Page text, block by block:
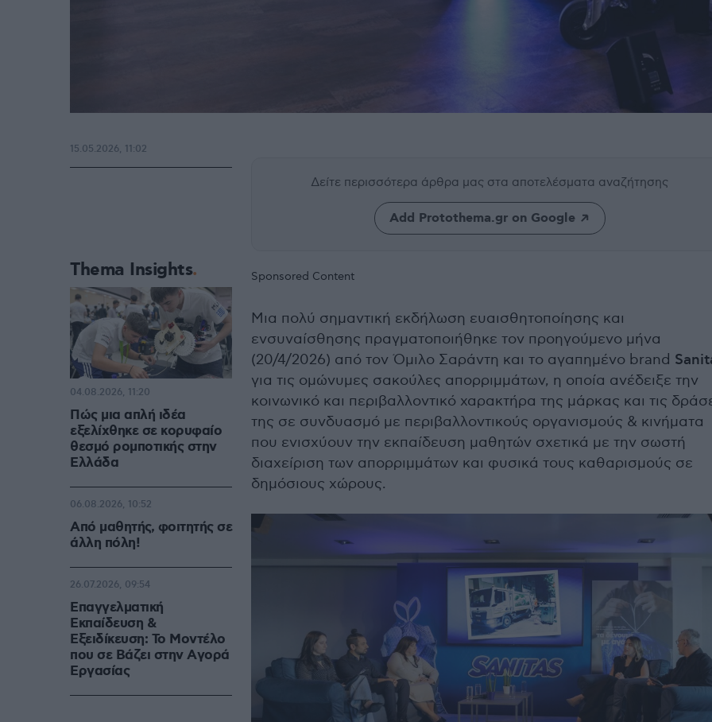
Δείτε περισσότερα άρθρα μας στα αποτελέσματα αναζήτησης
Add Protothema.gr on Google
Sponsored Content
Μια πολύ σημαντική εκδήλωση ευαισθητοποίησης και
ενσυναίσθησης πραγματοποιήθηκε τον προηγούμενο μήνα
(20/4/2026) από τον Όμιλο Σαράντη και το αγαπημένο brand
για τις ομώνυμες σακούλες απορριμμάτων, η οποία ανέδειξε την
κοινωνικό και περιβαλλοντικό χαρακτήρα της μάρκας και τις
της σε συνδυασμό με περιβαλλοντικούς οργανισμούς & κινήματα
που ενισχύουν την εκπαίδευση μαθητών σχετικά με την σωστή
διαχείριση των απορριμμάτων και φυσικά τους καθαρισμούς σε
δημόσιους χώρους.
15.05.2026, 11:02
Thema Insights
Πώς μια απλή ιδέα
εξελίχθηκε σε κορυφαίο
θεσμό ρομποτικής στην
Ελλάδα
04.08.2026, 11:20
Από μαθητής, φοιτητής σε
άλλη πόλη!
06.08.2026, 10:52
Επαγγελματική
Εκπαίδευση &
Εξειδίκευση: Το Mοντέλο
που σε Bάζει στην Aγορά
Eργασίας
26.07.2026, 09:54